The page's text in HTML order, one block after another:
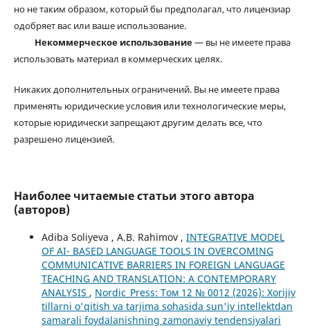
но не таким образом, который бы предполагал, что лицензиар
одобряет вас или ваше использование.
Некоммерческое использование— вы не имеете права
использовать материал в коммерческих целях.
Никаких дополнительных ограничений. Вы не имеете права
применять юридические условия или технологические меры,
которые юридически запрещают другим делать все, что
разрешено лицензией.
Наиболее читаемые статьи этого автора
(авторов)
Adiba Soliyeva , A.B. Rahimov , INTEGRATIVE MODEL
OF AI- BASED LANGUAGE TOOLS IN OVERCOMING
COMMUNICATIVE BARRIERS IN FOREIGN LANGUAGE
TEACHING AND TRANSLATION: A CONTEMPORARY
ANALYSIS , Nordic_Press: Том 12 № 0012 (2026): Xorijiy
tillarni o'qitish va tarjima sohasida sun'iy intellektdan
samarali foydalanishning zamonaviy tendensiyalari